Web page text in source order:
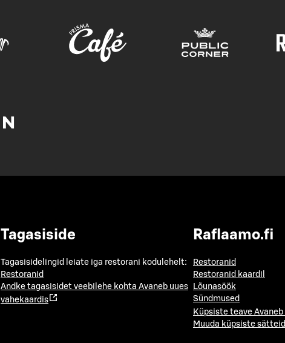
Tagasiside
Tagasisidelingid leiate iga restorani kodulehelt:
Restoranid
Andke tagasisidet veebilehe kohta Avaneb uues
vahekaardis
Raflaamo.fi
Restoranid
Restoranid kaardil
Lõunasöök
Sündmused
Küpsiste teave
Muuda küpsiste sätteid